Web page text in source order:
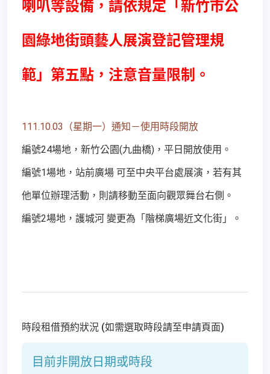
喇叭等設備，請依規定「新竹市公
園綠地街頭藝人展演登記管理規
範」第五點，注意音量限制。
111.10.03（星期一）通知－使用時段開放
編號24場地，新竹公園(九曲橋)，平日開放使用。
編號1場地，站前廣場 可至中央平台處展演，若有其
他單位辦理活動，則請移動至面向觀眾舞台右側。
編號2場地，護城河 變更為「階梯廣場近文化街」。
時段租借預約狀況 (如需選取時段請至申請頁面)
目前非開放日期或時段